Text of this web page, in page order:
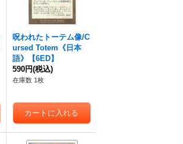
呪われたトーテム像/C
ursed Totem《日本
語》【6ED】
590円(税込)
在庫数 1枚